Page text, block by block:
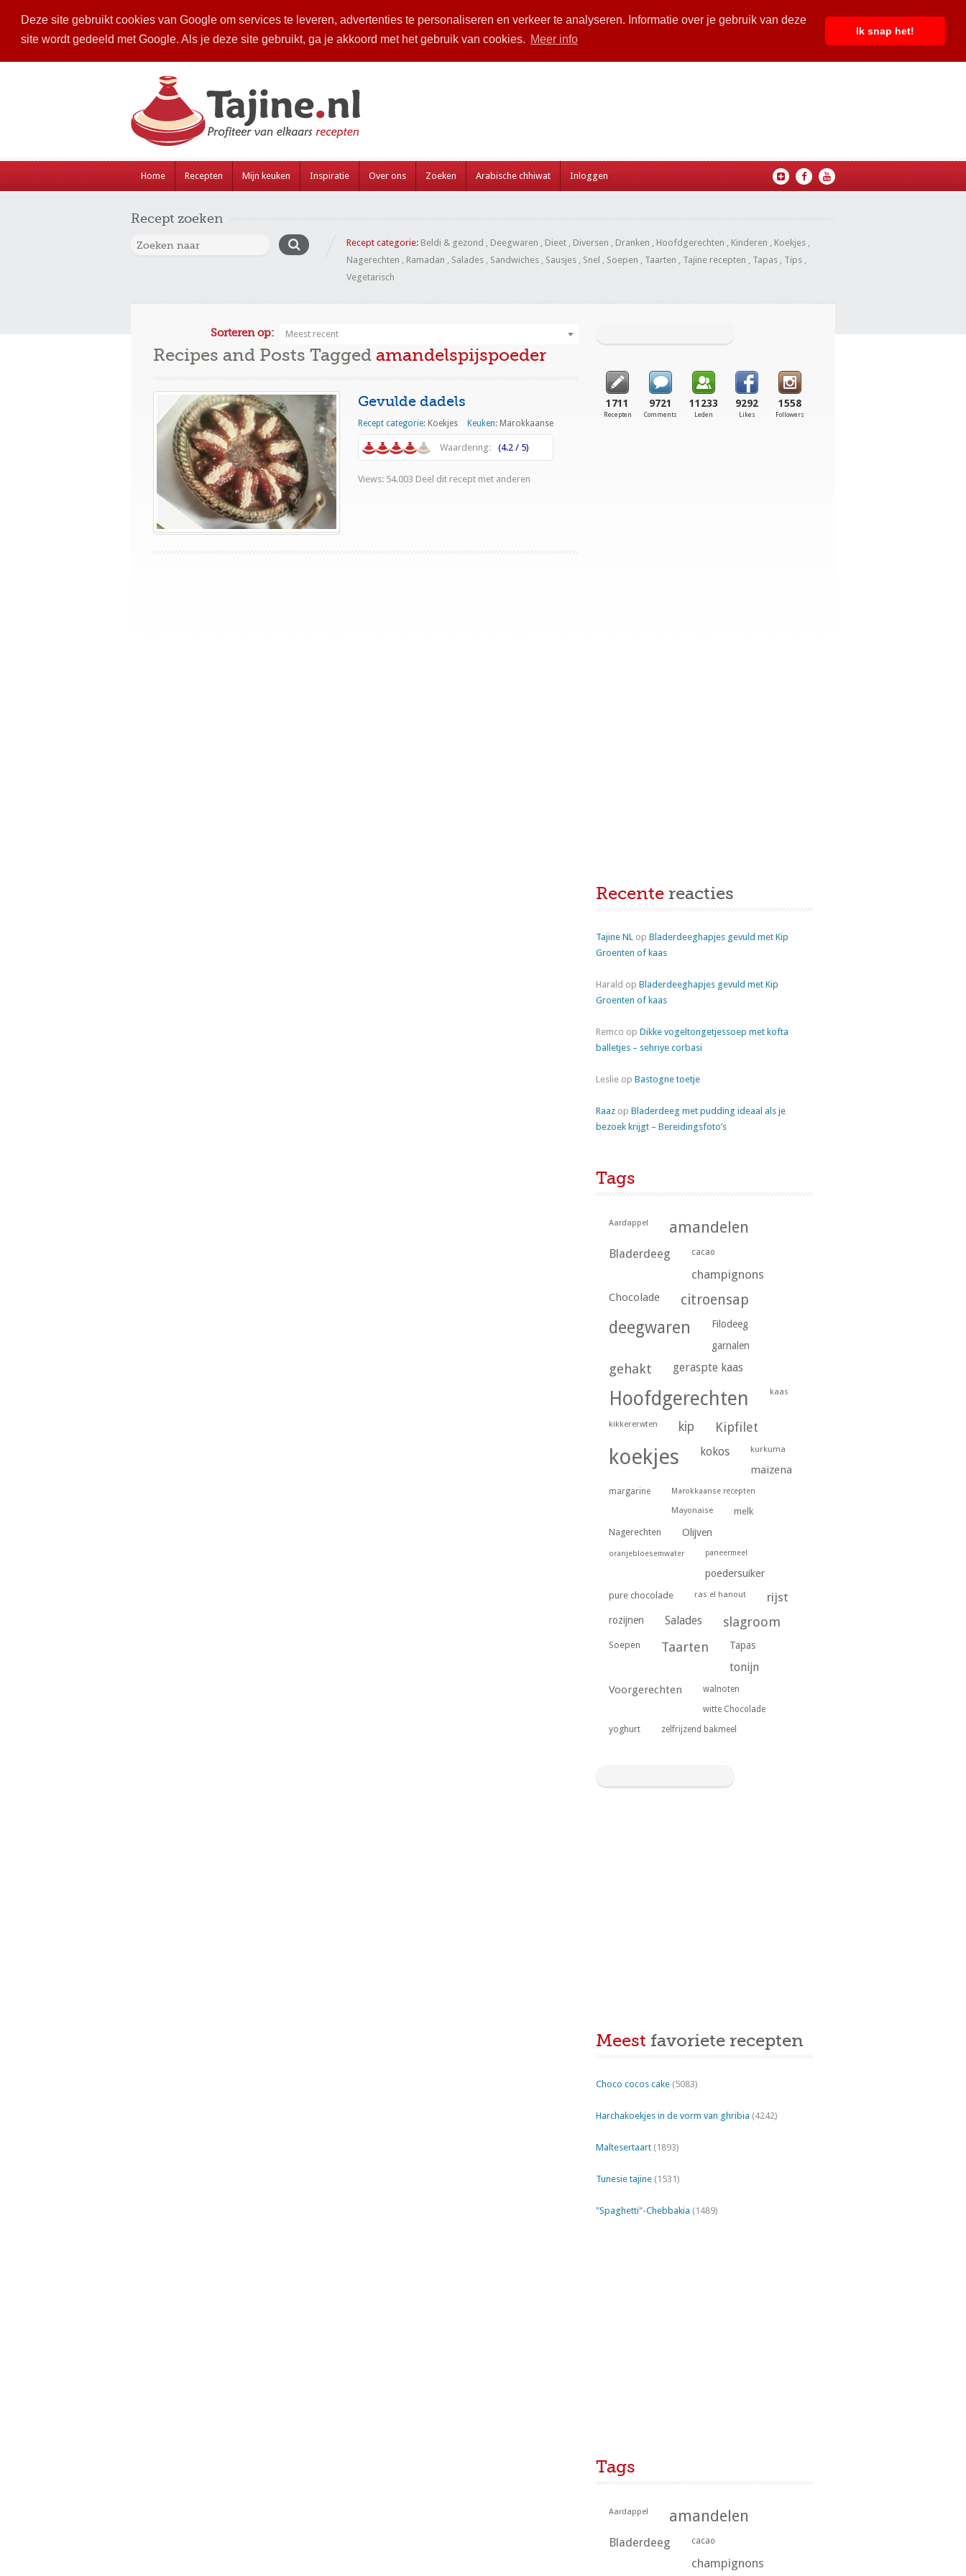
Deze site gebruikt cookies van Google om services te leveren, advertenties te personaliseren en verkeer te analyseren. Informatie over je gebruik van deze
site wordt gedeeld met Google. Als je deze site gebruikt, ga je akkoord met het gebruik van cookies. Meer info
Ik snap het!
Home Recepten Mijn keuken Inspiratie Over ons Zoeken Arabische chhiwat Inloggen
Recept zoeken
Recept categorie: Beldi & gezond , Deegwaren , Dieet , Diversen , Dranken , Hoofdgerechten , Kinderen , Koekjes ,
Nagerechten , Ramadan , Salades , Sandwiches , Sausjes , Snel , Soepen , Taarten , Tajine recepten , Tapas , Tips ,
Vegetarisch
Sorteren op: Meest recent
Recipes and Posts Tagged amandelspijspoeder
Gevulde dadels
Recept categorie: Koekjes Keuken: Marokkaanse
Waardering: (4.2 / 5)
Views: 54.003 Deel dit recept met anderen
1711
Recepten
9721
Comments
11233
Leden
9292
Likes
1558
Followers
Recente reacties
Tajine NL op Bladerdeeghapjes gevuld met Kip
Groenten of kaas
Harald op Bladerdeeghapjes gevuld met Kip
Groenten of kaas
Remco op Dikke vogeltongetjessoep met kofta
balletjes – sehriye corbasi
Leslie op Bastogne toetje
Raaz op Bladerdeeg met pudding ideaal als je
bezoek krijgt – Bereidingsfoto’s
Tags
Aardappel amandelen
Bladerdeeg cacao
champignons
Chocolade citroensap
deegwaren
Filodeeg
garnalen
gehakt geraspte kaas
Hoofdgerechten kaas
kikkererwten kip Kipfilet
koekjes kokos kurkuma
maizena
margarine Marokkaanse recepten
Mayonaise
melk
Nagerechten
Olijven
oranjebloesemwater paneermeel
poedersuiker
pure chocolade ras el hanout rijst
rozijnen Salades slagroom
Soepen Taarten Tapas
tonijn
Voorgerechten
walnoten
witte Chocolade
yoghurt zelfrijzend bakmeel
Meest favoriete recepten
Choco cocos cake (5083)
Harchakoekjes in de vorm van ghribia (4242)
Maltesertaart (1893)
Tunesie tajine (1531)
"Spaghetti"-Chebbakia (1489)
Tags
Aardappel amandelen
Bladerdeeg cacao
champignons